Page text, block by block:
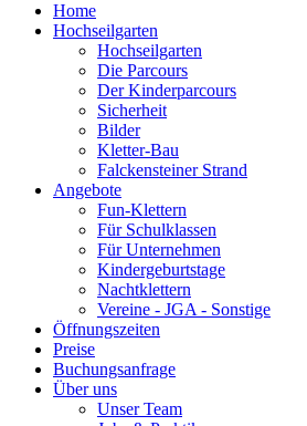
Home
Hochseilgarten
Hochseilgarten
Die Parcours
Der Kinderparcours
Sicherheit
Bilder
Kletter-Bau
Falckensteiner Strand
Angebote
Fun-Klettern
Für Schulklassen
Für Unternehmen
Kindergeburtstage
Nachtklettern
Vereine - JGA - Sonstige
Öffnungszeiten
Preise
Buchungsanfrage
Über uns
Unser Team